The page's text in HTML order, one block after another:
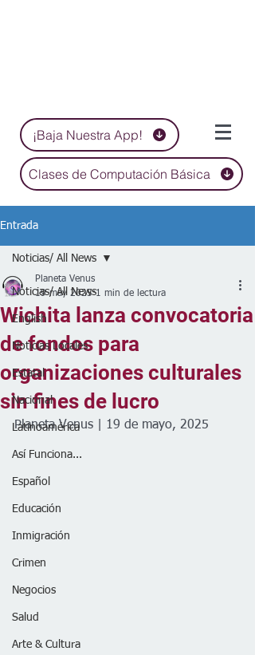
¡Baja Nuestra App!
Clases de Computación Básica
Entrada
Noticias/ All News
English
Noticias Locales
Estatal
Nacional
Latinoamérica
Así Funciona...
Español
Educación
Inmigración
Crimen
Negocios
Salud
Arte & Cultura
Noticias/ All News
Wichita lanza convocatoria
de fondos para
organizaciones culturales
sin fines de lucro
Planeta Venus
19 may 2025 1 min de lectura
Planeta Venus | 19 de mayo, 2025